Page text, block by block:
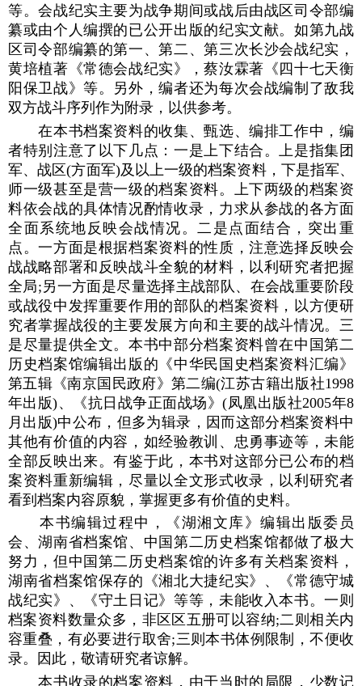
等。会战纪实主要为战争期间或战后由战区司令部编
纂或由个人编撰的已公开出版的纪实文献。如第九战
区司令部编纂的第一、第二、第三次长沙会战纪实，
黄培植著《常德会战纪实》，蔡汝霖著《四十七天衡
阳保卫战》等。另外，编者还为每次会战编制了敌我
双方战斗序列作为附录，以供参考。
在本书档案资料的收集、甄选、编排工作中，编
者特别注意了以下几点：一是上下结合。上是指集团
军、战区(方面军)及以上一级的档案资料，下是指军、
师一级甚至是营一级的档案资料。上下两级的档案资
料依会战的具体情况酌情收录，力求从参战的各方面
全面系统地反映会战情况。二是点面结合，突出重
点。一方面是根据档案资料的性质，注意选择反映会
战战略部署和反映战斗全貌的材料，以利研究者把握
全局;另一方面是尽量选择主战部队、在会战重要阶段
或战役中发挥重要作用的部队的档案资料，以方便研
究者掌握战役的主要发展方向和主要的战斗情况。三
是尽量提供全文。本书中部分档案资料曾在中国第二
历史档案馆编辑出版的《中华民国史档案资料汇编》
第五辑《南京国民政府》第二编(江苏古籍出版社1998
年出版)、《抗日战争正面战场》(凤凰出版社2005年8
月出版)中公布，但多为辑录，因而这部分档案资料中
其他有价值的内容，如经验教训、忠勇事迹等，未能
全部反映出来。有鉴于此，本书对这部分已公布的档
案资料重新编辑，尽量以全文形式收录，以利研究者
看到档案内容原貌，掌握更多有价值的史料。
本书编辑过程中，《湖湘文库》编辑出版委员
会、湖南省档案馆、中国第二历史档案馆都做了极大
努力，但中国第二历史档案馆的许多有关档案资料，
湖南省档案馆保存的《湘北大捷纪实》、《常德守城
战纪实》、《守土日记》等等，未能收入本书。一则
档案资料数量众多，非区区五册可以容纳;二则相关内
容重叠，有必要进行取舍;三则本书体例限制，不便收
录。因此，敬请研究者谅解。
本书收录的档案资料，由于当时的局限，少数记